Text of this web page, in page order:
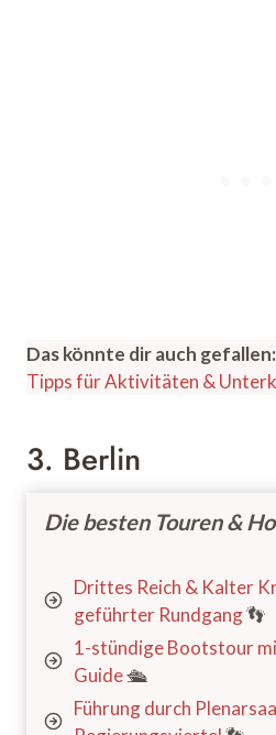
Das könnte dir auch gefallen:
Tipps für Aktivitäten &
3. Berlin
Die besten Touren &
Drittes Reich & Kalter
geführter Rundgang👣
1-stündige Bootstour
Guide🛳️
Führung durch